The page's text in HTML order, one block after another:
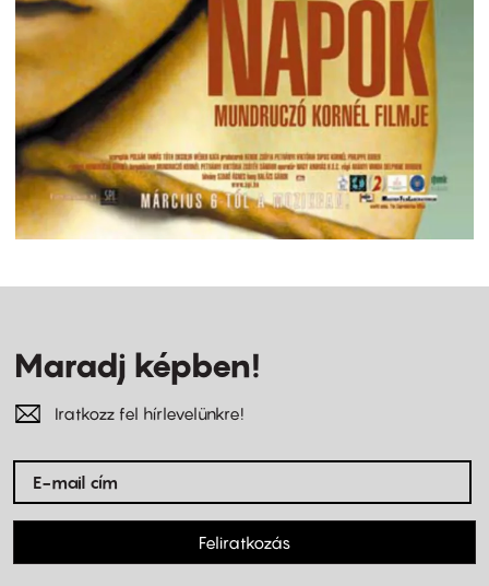
Maradj képben!
Iratkozz fel hírlevelünkre!
Feliratkozás